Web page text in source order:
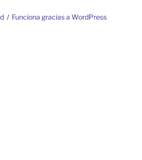
Funciona gracias a WordPress